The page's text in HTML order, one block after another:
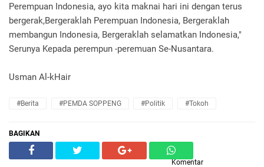
Perempuan Indonesia, ayo kita maknai hari ini dengan terus
bergerak,Bergeraklah Perempuan Indonesia, Bergeraklah
membangun Indonesia, Bergeraklah selamatkan Indonesia,"
Serunya Kepada perempun -peremuan Se-Nusantara.
Usman Al-kHair ‎
#Berita #PEMDA SOPPENG #Politik #Tokoh
BAGIKAN
Komentar